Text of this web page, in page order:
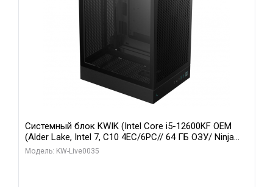
Системный блок KWIK (Intel Core i5-12600KF OEM
(Alder Lake, Intel 7, C10 4EC/6PC// 64 ГБ ОЗУ/ Ninja
Sinotex GTX1650 4GB 128bit GDDR6 DVI DP HDMI 2/
Модель: KW-Live0035